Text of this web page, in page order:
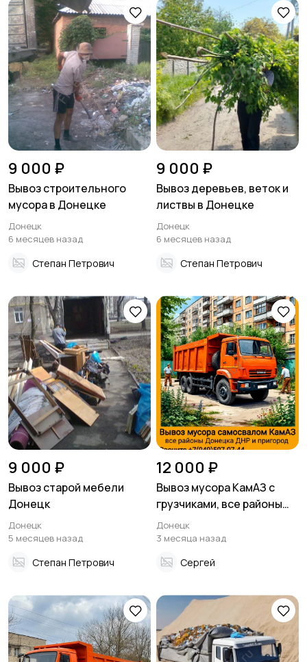
9 000 ₽
Вывоз строительного
мусора в Донецке
Донецк
6 месяцев назад
Степан Петрович
9 000 ₽
Вывоз деревьев, веток и
листвы в Донецке
Донецк
6 месяцев назад
Степан Петрович
9 000 ₽
Вывоз старой мебели
Донецк
Донецк
5 месяцев назад
Степан Петрович
12 000 ₽
Вывоз мусора КамАЗ с
грузчиками, все районы
Донецка ДНР
Донецк
3 месяца назад
Сергей